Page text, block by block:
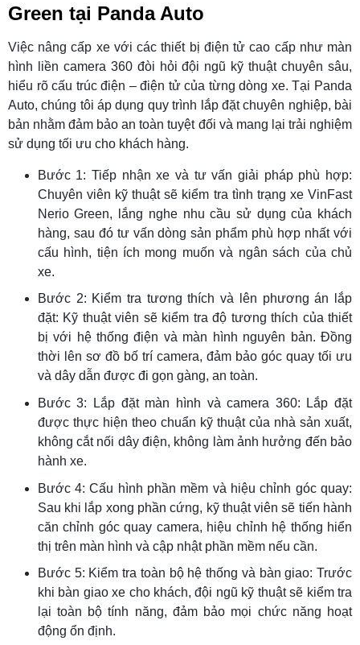
Green tại Panda Auto
Việc nâng cấp xe với các thiết bị điện tử cao cấp như màn
hình liền camera 360 đòi hỏi đội ngũ kỹ thuật chuyên sâu,
hiểu rõ cấu trúc điện – điện tử của từng dòng xe. Tại Panda
Auto, chúng tôi áp dụng quy trình lắp đặt chuyên nghiệp, bài
bản nhằm đảm bảo an toàn tuyệt đối và mang lại trải nghiệm
sử dụng tối ưu cho khách hàng.
Bước 1: Tiếp nhận xe và tư vấn giải pháp phù hợp:
Chuyên viên kỹ thuật sẽ kiểm tra tình trạng xe VinFast
Nerio Green, lắng nghe nhu cầu sử dụng của khách
hàng, sau đó tư vấn dòng sản phẩm phù hợp nhất với
cấu hình, tiện ích mong muốn và ngân sách của chủ
xe.
Bước 2: Kiểm tra tương thích và lên phương án lắp
đặt: Kỹ thuật viên sẽ kiểm tra độ tương thích của thiết
bị với hệ thống điện và màn hình nguyên bản. Đồng
thời lên sơ đồ bố trí camera, đảm bảo góc quay tối ưu
và dây dẫn được đi gọn gàng, an toàn.
Bước 3: Lắp đặt màn hình và camera 360: Lắp đặt
được thực hiện theo chuẩn kỹ thuật của nhà sản xuất,
không cắt nối dây điện, không làm ảnh hưởng đến bảo
hành xe.
Bước 4: Cấu hình phần mềm và hiệu chỉnh góc quay:
Sau khi lắp xong phần cứng, kỹ thuật viên sẽ tiến hành
căn chỉnh góc quay camera, hiệu chỉnh hệ thống hiển
thị trên màn hình và cập nhật phần mềm nếu cần.
Bước 5: Kiểm tra toàn bộ hệ thống và bàn giao: Trước
khi bàn giao xe cho khách, đội ngũ kỹ thuật sẽ kiểm tra
lại toàn bộ tính năng, đảm bảo mọi chức năng hoạt
động ổn định.